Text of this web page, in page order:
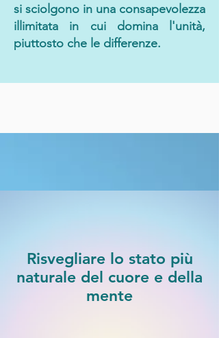
si sciolgono in una consapevolezza
illimitata in cui domina l'unità,
piuttosto che le differenze.
Risvegliare lo stato più
naturale del cuore e della
mente